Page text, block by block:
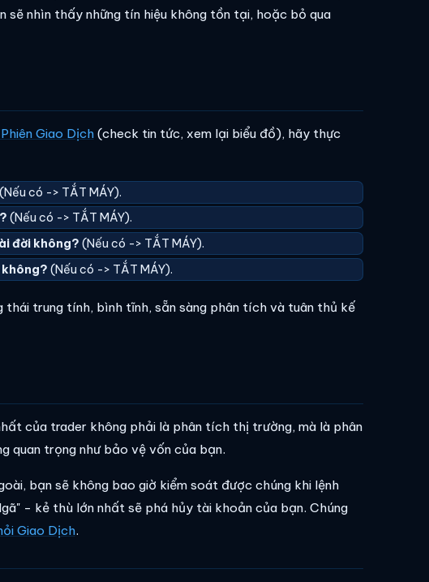
sẽ nhìn thấy những tín hiệu không tồn tại, hoặc bỏ qua
Giao Dịch(check tin tức, xem lại biểu đồ), hãy thực
(Nếu có -> TẮT MÁY).
(Nếu có -> TẮT MÁY).
đời không? (Nếu có -> TẮT MÁY).
(Nếu có -> TẮT MÁY).
trung tính, bình tĩnh, sẵn sàng phân tích và tuân thủ kế
của trader không phải là phân tích thị trường, mà là phân
quan trọng như bảo vệ vốn của bạn.
bạn sẽ không bao giờ kiểm soát được chúng khi lệnh
- kẻ thù lớn nhất sẽ phá hủy tài khoản của bạn. Chúng
Giao Dịch.